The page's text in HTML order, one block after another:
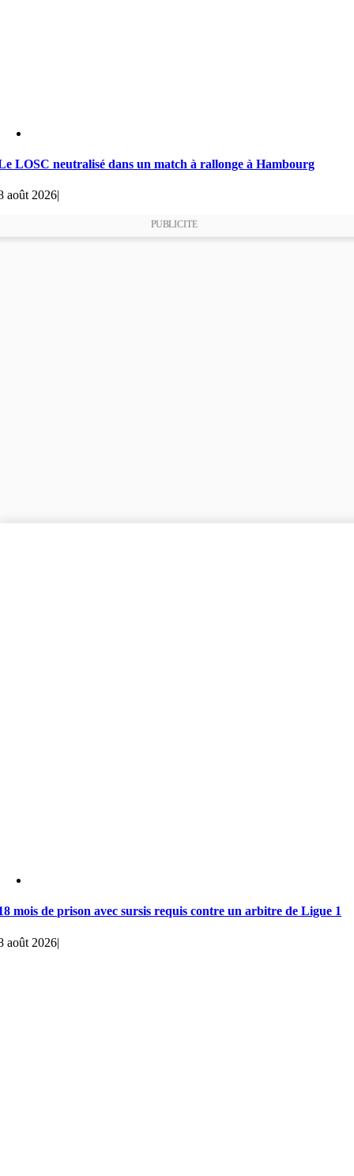
LOSC neutralisé dans un match à rallonge à Hambourg
août 2026|
PUBLICITE
mois de prison avec sursis requis contre un arbitre de Ligue 1
août 2026|